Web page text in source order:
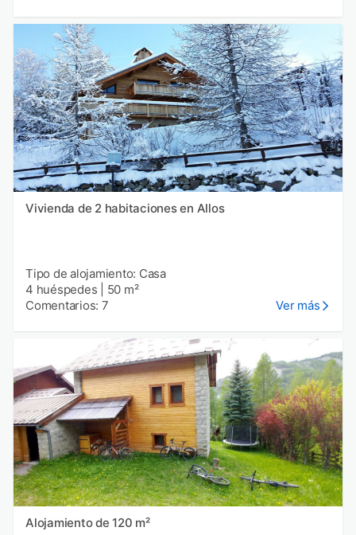
Vivienda de 2 habitaciones en Allos
Tipo de alojamiento: Casa
4 huéspedes
50 m²
Comentarios: 7
Ver más
Alojamiento de 120 m²